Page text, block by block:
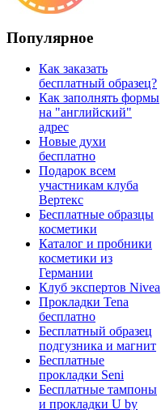
Популярное
Как заказать
бесплатный образец?
Как заполнять формы
на "английский"
адрес
Новые духи
бесплатно
Подарок всем
участникам клуба
Вертекс
Бесплатные образцы
косметики
Каталог и пробники
косметики из
Германии
Клуб экспертов Nivea
Прокладки Tena
бесплатно
Бесплатный образец
подгузника и магнит
Бесплатные
прокладки Seni
Бесплатные тампоны
и прокладки U by